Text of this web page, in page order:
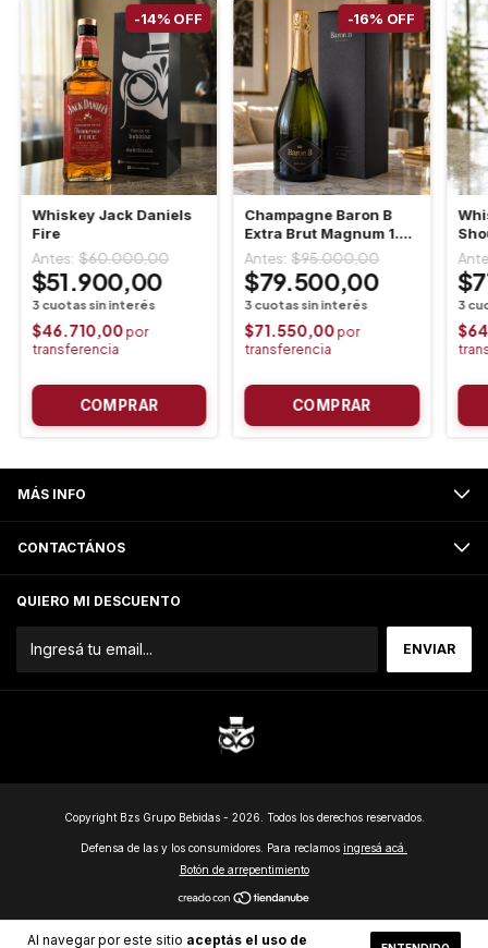
Al navegar por este sitio aceptás el uso de
Whiskey Jack Daniels
Fire
-14% OFF
$51.900,00
$60.000,00
$46.710,00
Champagne Baron B
Extra Brut Magnum 1.5
L Estuche
-16% OFF
$79.500,00
$95.000,00
$71.550,00
MÁS INFO
CONTACTÁNOS
QUIERO MI DESCUENTO
Copyright Bzs Grupo Bebidas - 2026. Todos los derechos reservados.
Defensa de las y los consumidores. Para reclamos ingresá acá.
Botón de arrepentimiento